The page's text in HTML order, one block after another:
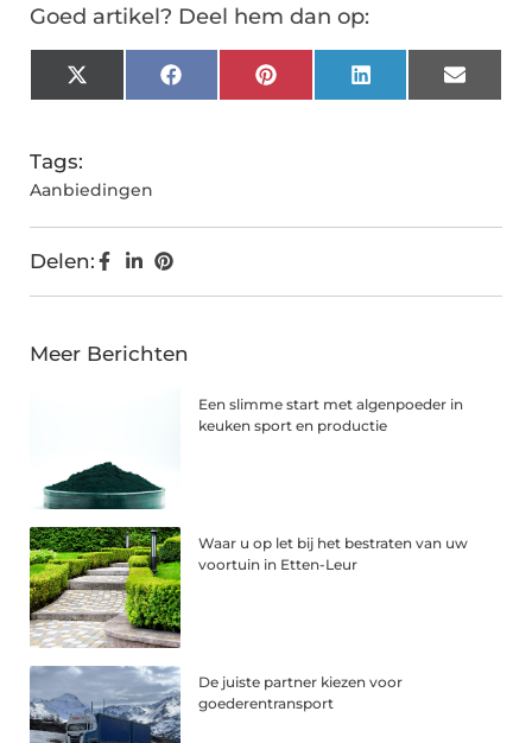
Goed artikel? Deel hem dan op:
X
(Twitter)
FacebookPinterestLinkedInEmail
Tags:
Aanbiedingen
Delen:
Meer Berichten
Een slimme start met algenpoeder in
keuken sport en productie
Waar u op let bij het bestraten van uw
voortuin in Etten-Leur
De juiste partner kiezen voor
goederentransport